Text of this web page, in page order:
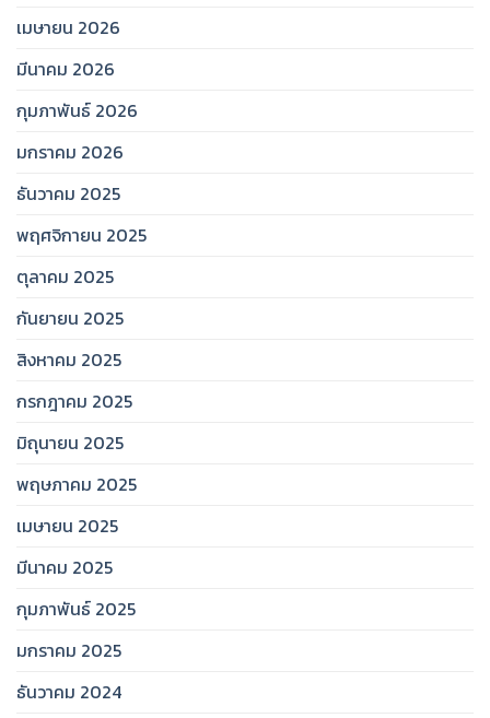
เมษายน 2026
มีนาคม 2026
กุมภาพันธ์ 2026
มกราคม 2026
ธันวาคม 2025
พฤศจิกายน 2025
ตุลาคม 2025
กันยายน 2025
สิงหาคม 2025
กรกฎาคม 2025
มิถุนายน 2025
พฤษภาคม 2025
เมษายน 2025
มีนาคม 2025
กุมภาพันธ์ 2025
มกราคม 2025
ธันวาคม 2024